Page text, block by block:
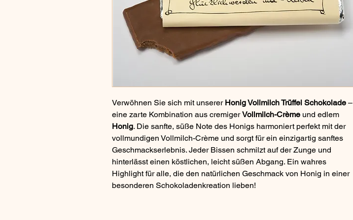
Verwöhnen Sie sich mit unserer Honig Vollmilch Trüffel Schokolade –
eine zarte Kombination aus cremigerVollmilch-Crème und edlem
Honig. Die sanfte, süße Note des Honigs harmoniert perfekt mit der
vollmundigen Vollmilch-Crème und sorgt für ein einzigartig sanftes
Geschmackserlebnis. Jeder Bissen schmilzt auf der Zunge und
hinterlässt einen köstlichen, leicht süßen Abgang. Ein wahres
Highlight für alle, die den natürlichen Geschmack von Honig in einer
besonderen Schokoladenkreation lieben!